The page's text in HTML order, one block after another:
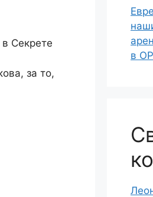
Секрете
за то,
в